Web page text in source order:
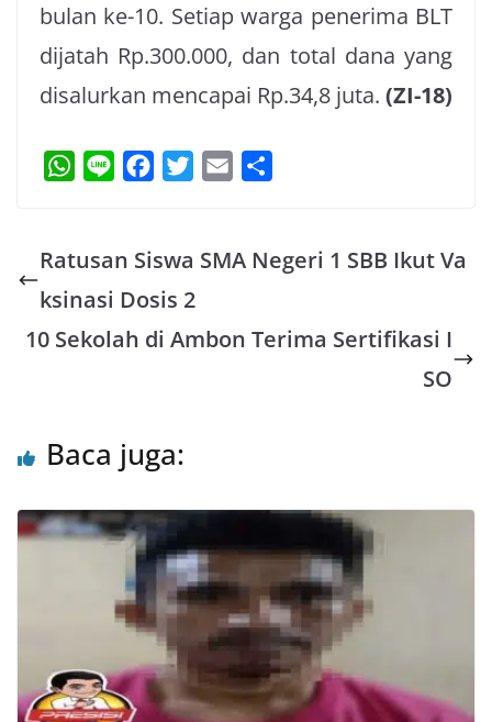
bulan ke-10. Setiap warga penerima BLT
dijatah Rp.300.000, dan total dana yang
disalurkan mencapai Rp.34,8 juta. (ZI-18)
W
t
p
e
e
b
o
t
r
i
r
Ratusan Siswa SMA Negeri 1 SBB Ikut Va
ksinasi Dosis 2
10 Sekolah di Ambon Terima Sertifikasi I
SO
Baca juga: